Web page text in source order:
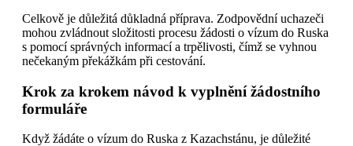
Celkově je důležitá důkladná příprava. Zodpovědní uchazeči
mohou zvládnout složitosti procesu žádosti o vízum do Ruska
s pomocí správných informací a trpělivosti, čímž se vyhnou
nečekaným překážkám při cestování.
Krok za krokem návod k vyplnění žádostního
formuláře
Když žádáte o vízum do Ruska z Kazachstánu, je důležité